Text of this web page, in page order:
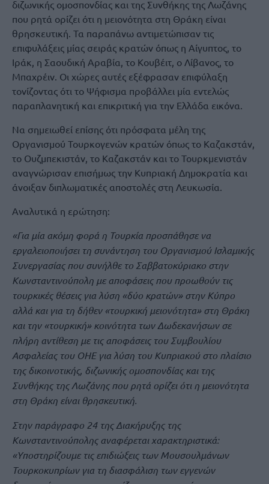
διζωνικής ομοσπονδίας και της Συνθήκης της Λωζάνης
που ρητά ορίζει ότι η μειονότητα στη Θράκη είναι
θρησκευτική. Τα παραπάνω αντιμετώπισαν τις
επιφυλάξεις μίας σειράς κρατών όπως η Αίγυπτος, το
Ιράκ, η Σαουδική Αραβία, το Κουβέιτ, ο Λίβανος, το
Μπαχρέιν. Οι χώρες αυτές εξέφρασαν επιφύλαξη
τονίζοντας ότι το Ψήφισμα προβάλλει μία εντελώς
παραπλανητική και επικριτική για την Ελλάδα εικόνα.
Να σημειωθεί επίσης ότι πρόσφατα μέλη της
Οργανισμού Τουρκογενών κρατών όπως το Καζακστάν,
το Ουζμπεκιστάν, το Καζακστάν και το Τουρκμενιστάν
αναγνώρισαν επισήμως την Κυπριακή Δημοκρατία και
άνοιξαν διπλωματικές αποστολές στη Λευκωσία.
Αναλυτικά η ερώτηση:
«Για μία ακόμη φορά η Τουρκία προσπάθησε να
εργαλειοποιήσει τη συνάντηση του Οργανισμού Ισλαμικής
Συνεργασίας που συνήλθε το Σαββατοκύριακο στην
Κωνσταντινούπολη με αποφάσεις που προωθούν τις
τουρκικές θέσεις για λύση «δύο κρατών» στην Κύπρο
αλλά και για τη δήθεν «τουρκική μειονότητα» στη Θράκη
και την «τουρκική» κοινότητα των Δωδεκανήσων σε
πλήρη αντίθεση με τις αποφάσεις του Συμβουλίου
Ασφαλείας του ΟΗΕ για λύση του Κυπριακού στο πλαίσιο
της δικοινοτικής, διζωνικής ομοσπονδίας και της
Συνθήκης της Λωζάνης που ρητά ορίζει ότι η μειονότητα
στη Θράκη είναι θρησκευτική.
Στην παράγραφο 24 της Διακήρυξης της
Κωνσταντινούπολης αναφέρεται χαρακτηριστικά:
«Υποστηρίζουμε τις επιδιώξεις των Μουσουλμάνων
Τουρκοκυπρίων για τη διασφάλιση των εγγενών